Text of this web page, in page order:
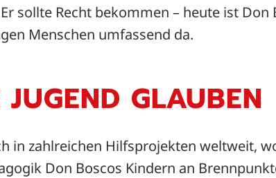
sollte Recht bekommen – heute ist Don
Menschen umfassend da.
GLAUBEN
in zahlreichen Hilfsprojekten weltweit,
Don Boscos Kindern an